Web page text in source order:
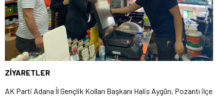
ZİYARETLER
AK Parti Adana İl Gençlik Kolları Başkanı Halis Aygün, Pozantı ilçe